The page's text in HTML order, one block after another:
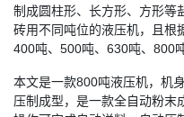
制成圆柱形、长方形、方形等
砖用不同吨位的液压机，且根
400吨、500吨、630吨、800
本文是一款800吨液压机，机
压制成型，是一款全自动粉末